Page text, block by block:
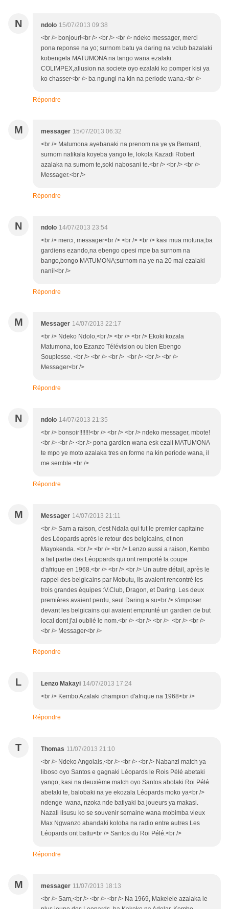
N ndolo 15/07/2013 09:38
<br /> bonjour!<br /> <br /> <br /> ndeko messager, merci
pona reponse na yo; surnom batu ya daring na vclub bazalaki
kobengela MATUMONA na tango wana ezalaki:
COLIMPEX,allusion na societe oyo ezalaki ko pomper kisi ya
ko chasser<br /> ba ngungi na kin na periode wana.<br />
Répondre
M messager 15/07/2013 06:32
<br /> Matumona ayebanaki na prenom na ye ya Bernard,
surnom natikala koyeba yango te, lokola Kazadi Robert
azalaka na surnom te,soki nabosani te.<br /> <br /> <br />
Messager.<br />
Répondre
N ndolo 14/07/2013 23:54
<br /> merci, messager<br /> <br /> <br /> kasi mua motuna;ba
gardiens ezando,na ebengo opesi mpe ba surnom na
bango,bongo MATUMONA;surnom na ye na 20 mai ezalaki
nani!<br />
Répondre
M Messager 14/07/2013 22:17
<br /> Ndeko Ndolo,<br /> <br /> <br /> Ekoki kozala
Matumona, too Ezanzo Télévision ou bien Ebengo
Souplesse. <br /> <br /> <br /> <br /> <br /> <br />
Messager<br />
Répondre
N ndolo 14/07/2013 21:35
<br /> bonsoir!!!!!!!<br /> <br /> <br /> ndeko messager, mbote!
<br /> <br /> <br /> pona gardien wana esk ezali MATUMONA
te mpo ye moto azalaka tres en forme na kin periode wana, il
me semble.<br />
Répondre
M Messager 14/07/2013 21:11
<br /> Sam a raison, c'est Ndala qui fut le premier capitaine
des Léopards après le retour des belgicains, et non
Mayokenda. <br /> <br /> <br /> Lenzo aussi a raison, Kembo
a fait partie des Léoppards qui ont remporté la coupe
d'afrique en 1968.<br /> <br /> <br /> Un autre détail, après le
rappel des belgicains par Mobutu, Ils avaient rencontré les
trois grandes équipes :V.Club, Dragon, et Daring. Les deux
premières avaient perdu, seul Daring a su<br /> s'imposer
devant les belgicains qui avaient emprunté un gardien de but
local dont j'ai oublié le nom.<br /> <br /> <br /> <br /> <br />
<br /> Messager<br />
Répondre
L Lenzo Makayi 14/07/2013 17:24
<br /> Kembo Azalaki champion d'afrique na 1968<br />
Répondre
T Thomas 11/07/2013 21:10
<br /> Ndeko Angolais,<br /> <br /> <br /> Nabanzi match ya
liboso oyo Santos e gagnaki Léopards le Rois Pélé abetaki
yango, kasi na deuxième match oyo Santos abolaki Roi Pélé
abetaki te, balobaki na ye ekozala Léopards moko ya<br />
ndenge wana, nzoka nde batiyaki ba joueurs ya makasi.
Nazali lisusu ko se souvenir semaine wana mobimba vieux
Max Ngwanzo abandaki koloba na radio entre autres Les
Léopards ont battu<br /> Santos du Roi Pélé.<br />
Répondre
M messager 11/07/2013 18:13
<br /> Sam,<br /> <br /> <br /> Na 1969, Makelele azalaka le